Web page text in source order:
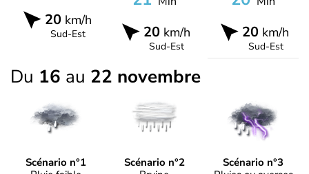
20km/h
Sud-Est 20km/h
Sud-Est
20 km/h
Sud-Est
Du 16 au 22 novembre
Scénario n°1
Scénario n°2
Scénario n°3